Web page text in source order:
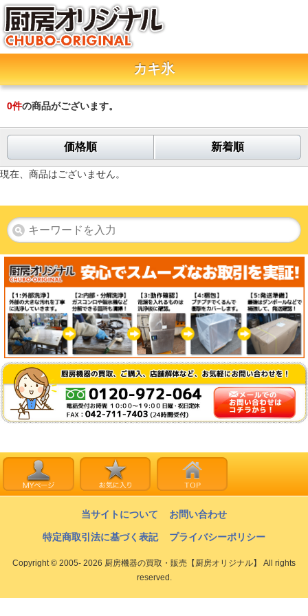
カキ氷
0件の商品がございます。
価格順 新着順
現在、商品はございません。
当サイトについて お問い合わせ
特定商取引法に基づく表記 プライバシーポリシー
Copyright © 2005- 2026 厨房機器の買取・販売【厨房オリジナル】 All rights
reserved.